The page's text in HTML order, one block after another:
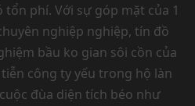
phí. Với sự góp mặt của 1
nghiệp nghiệp, tín đồ
bầu ko gian sôi cồn của
công ty yếu trong hộ làn
đùa diện tích béo như